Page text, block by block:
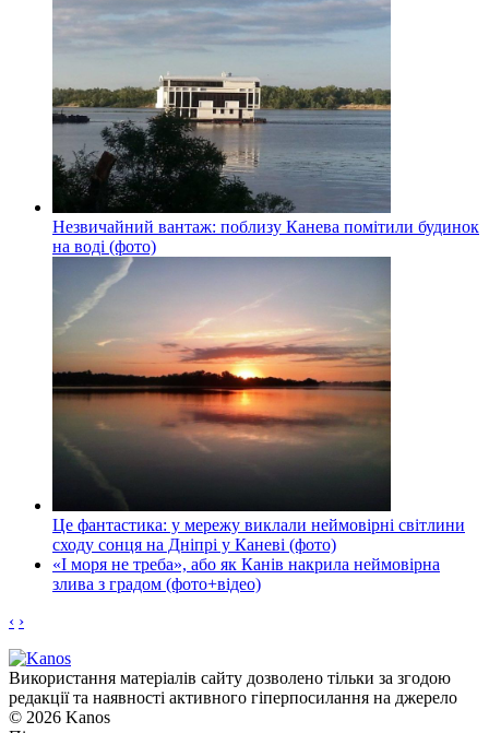
Незвичайний вантаж: поблизу Канева помітили будинок
на воді (фото)
Це фантастика: у мережу виклали неймовірні світлини
сходу сонця на Дніпрі у Каневі (фото)
«І моря не треба», або як Канів накрила неймовірна
злива з градом (фото+відео)
‹ ›
Використання матеріалів сайту дозволено тільки за згодою
редакції та наявності активного гіперпосилання на джерело
© 2026 Kanos